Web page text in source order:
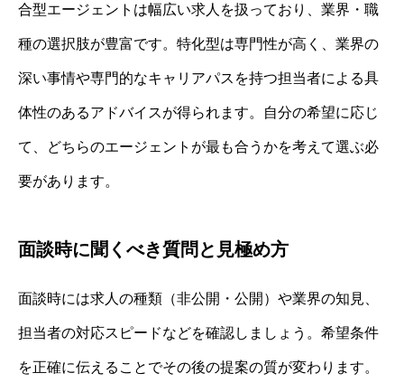
合型エージェントは幅広い求人を扱っており、業界・職
種の選択肢が豊富です。特化型は専門性が高く、業界の
深い事情や専門的なキャリアパスを持つ担当者による具
体性のあるアドバイスが得られます。自分の希望に応じ
て、どちらのエージェントが最も合うかを考えて選ぶ必
要があります。
面談時に聞くべき質問と見極め方
面談時には求人の種類（非公開・公開）や業界の知見、
担当者の対応スピードなどを確認しましょう。希望条件
を正確に伝えることでその後の提案の質が変わります。